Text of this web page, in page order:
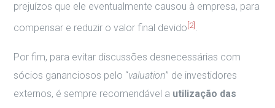
prejuízos que ele eventualmente causou à empresa, para
compensar e reduzir o valor final devido [2] .
Por fim, para evitar discussões desnecessárias com
sócios gananciosos pelo “valuation” de investidores
externos, é sempre recomendável a utilização das